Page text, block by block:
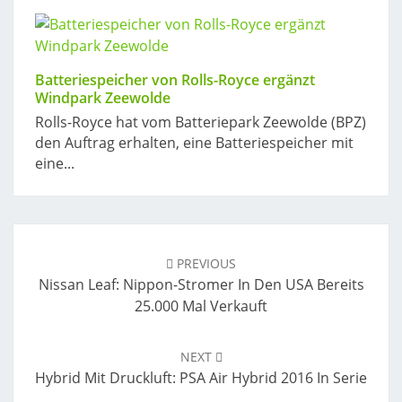
Batteriespeicher von Rolls-Royce ergänzt
Windpark Zeewolde
Rolls-Royce hat vom Batteriepark Zeewolde (BPZ)
den Auftrag erhalten, eine Batteriespeicher mit
eine...
PREVIOUS
Nissan Leaf: Nippon-Stromer In Den USA Bereits
25.000 Mal Verkauft
NEXT
Hybrid Mit Druckluft: PSA Air Hybrid 2016 In Serie